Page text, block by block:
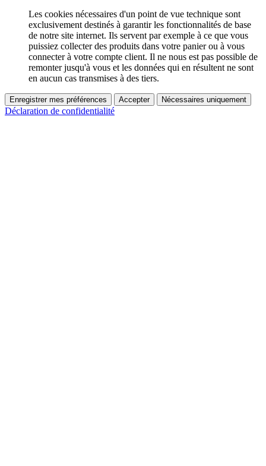
Les cookies nécessaires d'un point de vue technique sont
exclusivement destinés à garantir les fonctionnalités de base
de notre site internet. Ils servent par exemple à ce que vous
puissiez collecter des produits dans votre panier ou à vous
connecter à votre compte client. Il ne nous est pas possible de
remonter jusqu'à vous et les données qui en résultent ne sont
en aucun cas transmises à des tiers.
Enregistrer mes préférences Accepter Nécessaires uniquement
Déclaration de confidentialité